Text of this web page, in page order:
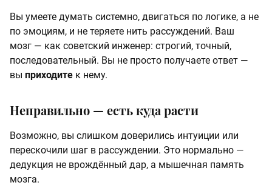
Вы умеете думать системно, двигаться по логике, а не
по эмоциям, и не теряете нить рассуждений. Ваш
мозг — как советский инженер: строгий, точный,
последовательный. Вы не просто получаете ответ —
вы приходите к нему.
Неправильно — есть куда расти
Возможно, вы слишком доверились интуиции или
перескочили шаг в рассуждении. Это нормально —
дедукция не врождённый дар, а мышечная память
мозга.